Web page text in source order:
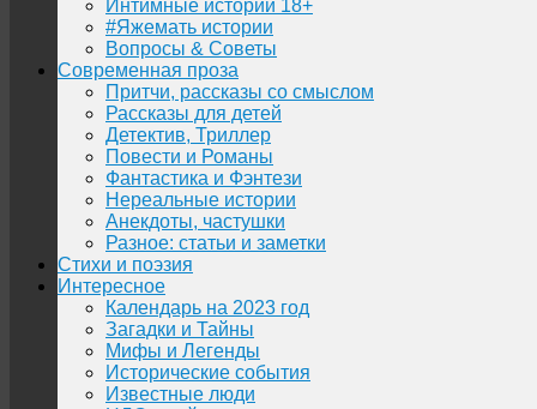
Интимные истории 18+
#Яжемать истории
Вопросы & Советы
Современная проза
Притчи, рассказы со смыслом
Рассказы для детей
Детектив, Триллер
Повести и Романы
Фантастика и Фэнтези
Нереальные истории
Анекдоты, частушки
Разное: статьи и заметки
Стихи и поэзия
Интересное
Календарь на 2023 год
Загадки и Тайны
Мифы и Легенды
Исторические события
Известные люди